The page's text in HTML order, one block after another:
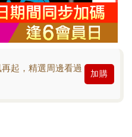
起，精選周邊看過
加購